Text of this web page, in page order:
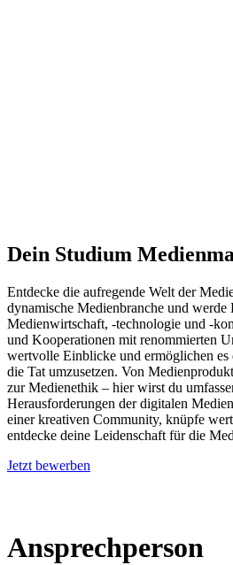
Dein Studium
Entdecke die aufregende Welt der
dynamische Medienbranche und
Medienwirtschaft, -technologie und -
und Kooperationen mit renommierten
wertvolle Einblicke und ermöglichen es
die Tat umzusetzen. Von
zur Medienethik – hier wirst du
Herausforderungen der digitalen
einer kreativen Community, knüpfe
entdecke deine Leidenschaft für die
Jetzt bewerben
Ansprechperson